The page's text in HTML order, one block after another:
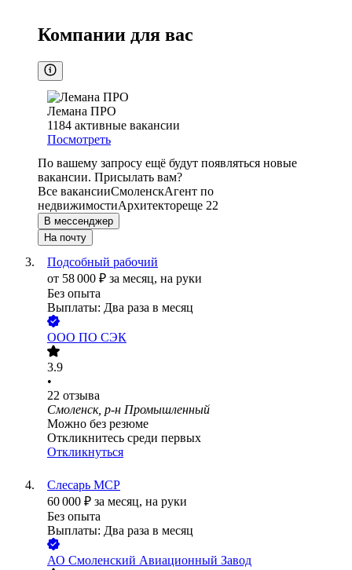
Компании для вас
Лемана ПРО
1184 активные вакансии
Посмотреть
По вашему запросу ещё будут появляться новые
вакансии. Присылать вам?
Все вакансииСмоленскАгент по
недвижимостиАрхитектореще 22
В мессенджер
На почту
Подсобный рабочий
от 58 000 ₽ за месяц, на руки
Без опыта
Выплаты: Два раза в месяц
ООО ПО СЭК
3.9
•
22 отзыва
Смоленск, р-н Промышленный
Можно без резюме
Откликнитесь среди первых
Откликнуться
Слесарь МСР
60 000 ₽ за месяц, на руки
Без опыта
Выплаты: Два раза в месяц
АО Смоленский Авиационный Завод